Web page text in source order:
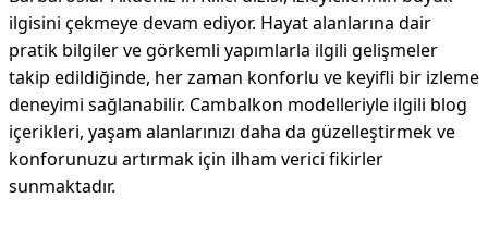
ilgisini çekmeye devam ediyor. Hayat alanlarına dair
pratik bilgiler ve görkemli yapımlarla ilgili gelişmeler
takip edildiğinde, her zaman konforlu ve keyifli bir izleme
deneyimi sağlanabilir. Cambalkon modelleriyle ilgili blog
içerikleri, yaşam alanlarınızı daha da güzelleştirmek ve
konforunuzu artırmak için ilham verici fikirler
sunmaktadır.